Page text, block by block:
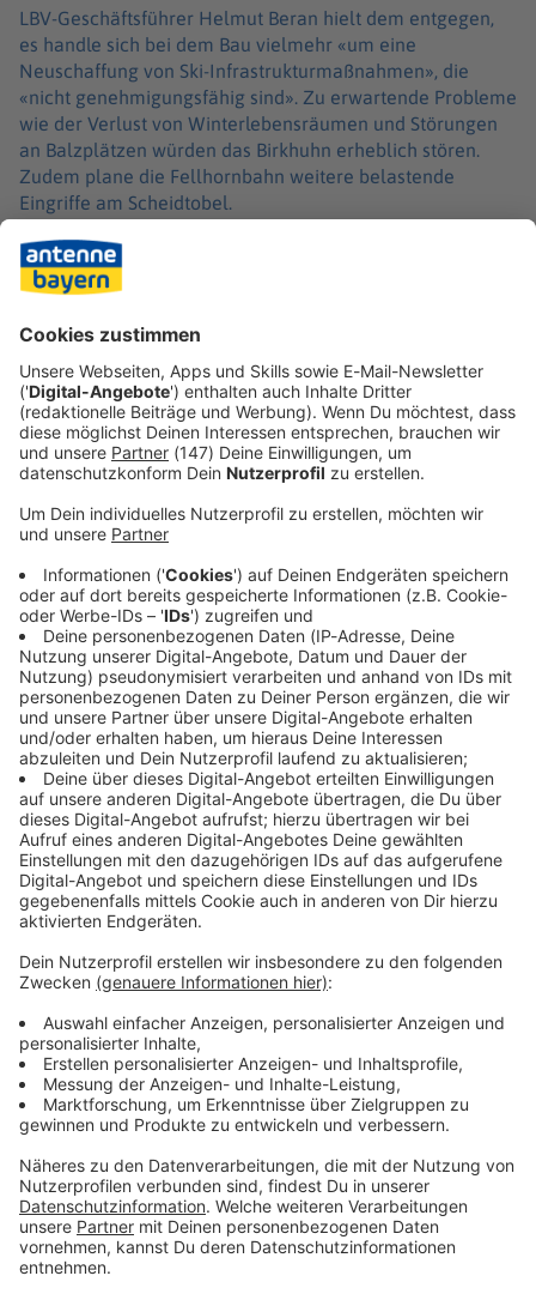
LBV-Geschäftsführer Helmut Beran hielt dem entgegen,
es handle sich bei dem Bau vielmehr «um eine
Neuschaffung von Ski-Infrastrukturmaßnahmen», die
«nicht genehmigungsfähig sind». Zu erwartende Probleme
wie der Verlust von Winterlebensräumen und Störungen
an Balzplätzen würden das Birkhuhn erheblich stören.
Zudem plane die Fellhornbahn weitere belastende
Eingriffe am Scheidtobel.
Der Verzicht auf die Verträglichkeitsprüfung hatte auch
für Kritik durch den Bund Naturschutz in Bayern gesorgt.
Hintergrund ist, dass es das erste Projekt im Freistaat ist,
das aufgrund des im Sommer in Kraft getretenen dritten
geplant werden kann.
Immer auf dem Laufenden
bleiben!
Verpass' nichts mehr - mit unserem kostenlosen
ANTENNE BAYERN Newsletter. Ob Nachrichten,
Lifestyle oder unsere neuesten Aktionen - wir
informieren dich.
Zum Newsletter anmelden